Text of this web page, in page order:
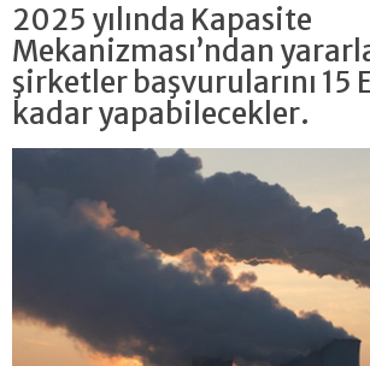
2025 yılında Kapasite
Mekanizması’ndan
şirketler başvurularını 15
kadar yapabilecekler.